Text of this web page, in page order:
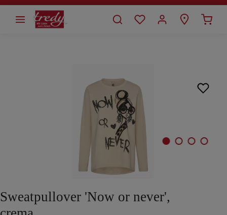
springen
Sweatpullover 'Now or never',